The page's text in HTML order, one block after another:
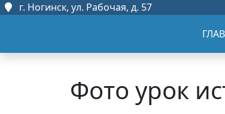
г. Ногинск, ул. Рабочая, д. 57
Фото урок